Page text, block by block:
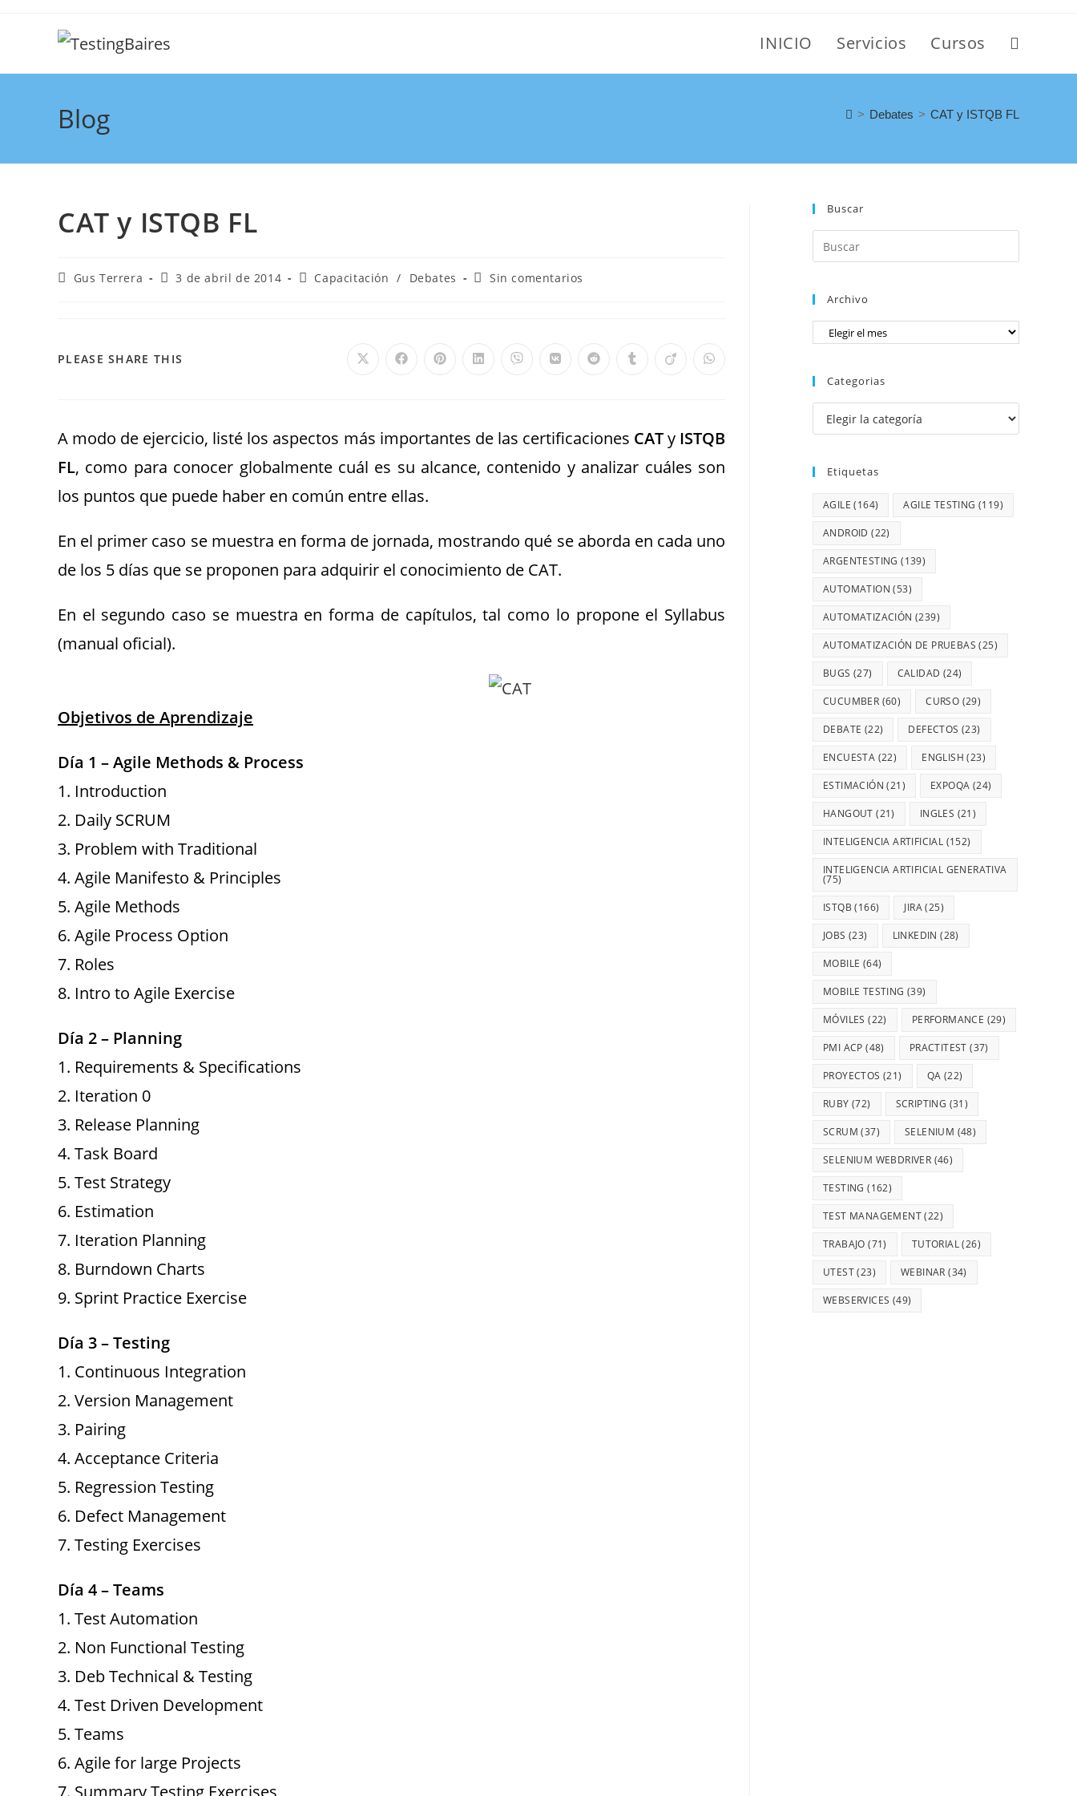
INICIO Servicios Cursos
Blog > Debates > CAT y ISTQB FL
CAT y ISTQB FL
Gus Terrera 3 de abril de 2014 Capacitación / Debates Sin comentarios
PLEASE SHARE THIS
A modo de ejercicio, listé los aspectos más importantes de las certificaciones CATy ISTQB
FL, como para conocer globalmente cuál es su alcance, contenido y analizar cuáles son
los puntos que puede haber en común entre ellas.
En el primer caso se muestra en forma de jornada, mostrando qué se aborda en cada uno
de los 5 días que se proponen para adquirir el conocimiento de CAT.
En el segundo caso se muestra en forma de capítulos, tal como lo propone el Syllabus
(manual oficial).
Objetivos de Aprendizaje
Día 1 – Agile Methods & Process
1. Introduction
2. Daily SCRUM
3. Problem with Traditional
4. Agile Manifesto & Principles
5. Agile Methods
6. Agile Process Option
7. Roles
8. Intro to Agile Exercise
Día 2 – Planning
1. Requirements & Specifications
2. Iteration 0
3. Release Planning
4. Task Board
5. Test Strategy
6. Estimation
7. Iteration Planning
8. Burndown Charts
9. Sprint Practice Exercise
Día 3 – Testing
1. Continuous Integration
2. Version Management
3. Pairing
4. Acceptance Criteria
5. Regression Testing
6. Defect Management
7. Testing Exercises
Día 4 – Teams
1. Test Automation
2. Non Functional Testing
3. Deb Technical & Testing
4. Test Driven Development
5. Teams
6. Agile for large Projects
7. Summary Testing Exercises
Buscar
Archivo
Categorias
Etiquetas
AGILE (164) AGILE TESTING (119)
ANDROID (22)
ARGENTESTING (139)
AUTOMATION (53)
AUTOMATIZACIÓN (239)
AUTOMATIZACIÓN DE PRUEBAS (25)
BUGS (27) CALIDAD (24)
CUCUMBER (60) CURSO (29)
DEBATE (22) DEFECTOS (23)
ENCUESTA (22) ENGLISH (23)
ESTIMACIÓN (21) EXPOQA (24)
HANGOUT (21) INGLES (21)
INTELIGENCIA ARTIFICIAL (152)
INTELIGENCIA ARTIFICIAL GENERATIVA
(75)
ISTQB (166) JIRA(25)
JOBS (23) LINKEDIN (28)
MOBILE (64)
MOBILE TESTING (39)
MÓVILES (22) PERFORMANCE (29)
PMI ACP (48) PRACTITEST (37)
PROYECTOS (21) QA (22)
RUBY (72) SCRIPTING (31)
SCRUM (37) SELENIUM (48)
SELENIUM WEBDRIVER (46)
TESTING (162)
TEST MANAGEMENT(22)
TRABAJO (71) TUTORIAL(26)
UTEST(23) WEBINAR (34)
WEBSERVICES (49)